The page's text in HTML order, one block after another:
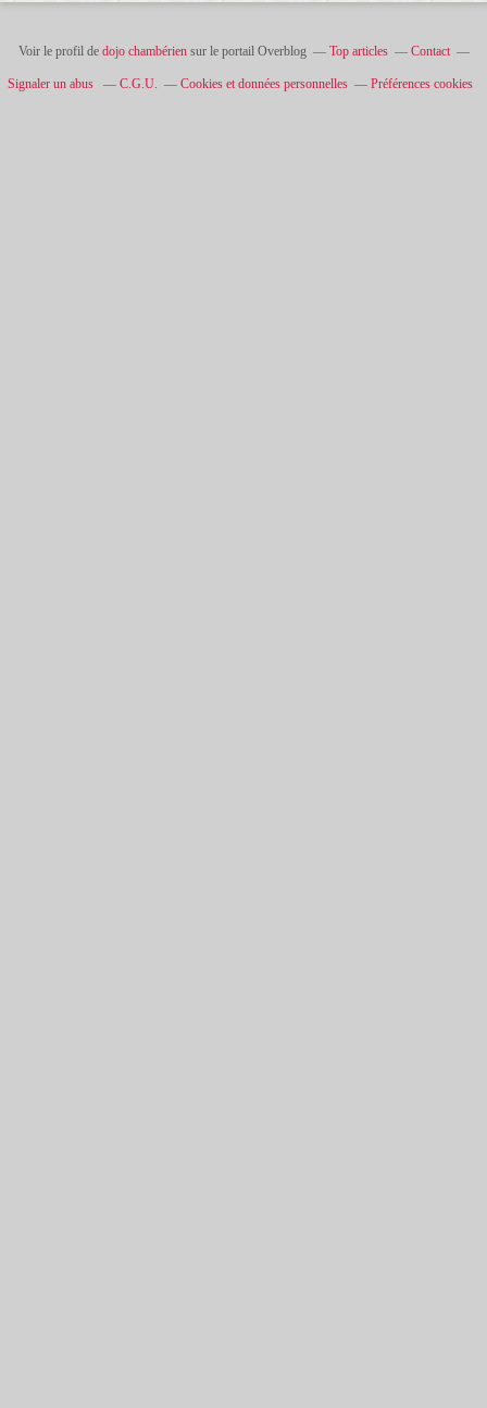
Voir le profil de dojo chambériensur le portail Overblog Top articles Contact
Signaler un abus C.G.U. Cookies et données personnelles Préférences cookies